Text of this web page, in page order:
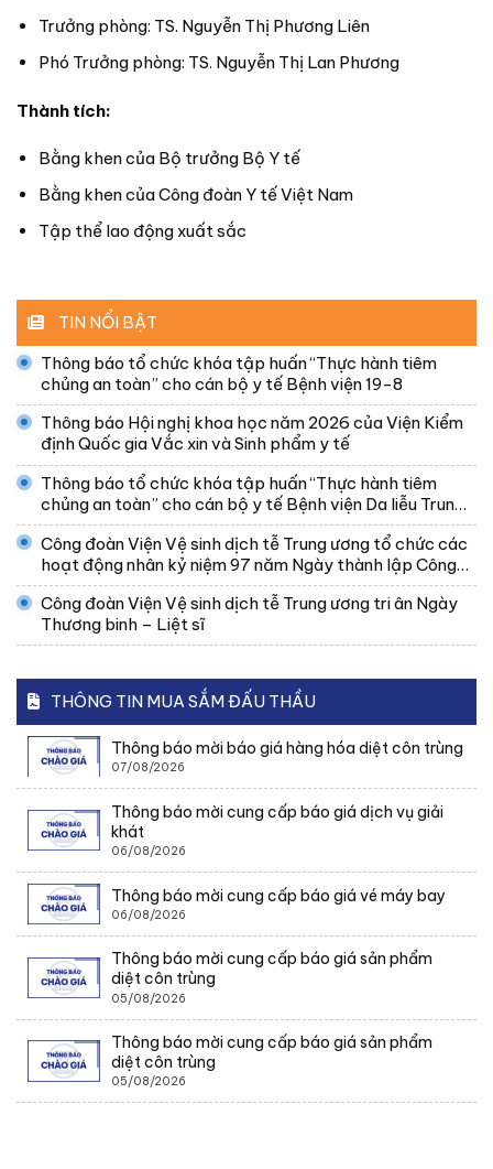
Trưởng phòng: TS. Nguyễn Thị Phương Liên
Phó Trưởng phòng: TS. Nguyễn Thị Lan Phương
Thành tích:
Bằng khen của Bộ trưởng Bộ Y tế
Bằng khen của Công đoàn Y tế Việt Nam
Tập thể lao động xuất sắc
TIN NỔI BẬT
Thông báo tổ chức khóa tập huấn “Thực hành tiêm
chủng an toàn” cho cán bộ y tế Bệnh viện 19-8
Thông báo Hội nghị khoa học năm 2026 của Viện Kiểm
định Quốc gia Vắc xin và Sinh phẩm y tế
Thông báo tổ chức khóa tập huấn “Thực hành tiêm
chủng an toàn” cho cán bộ y tế Bệnh viện Da liễu Trung
ương
Công đoàn Viện Vệ sinh dịch tễ Trung ương tổ chức các
hoạt động nhân kỷ niệm 97 năm Ngày thành lập Công
đoàn Việt Nam
Công đoàn Viện Vệ sinh dịch tễ Trung ương tri ân Ngày
Thương binh – Liệt sĩ
THÔNG TIN MUA SẮM ĐẤU THẦU
Thông báo mời báo giá hàng hóa diệt côn trùng
07/08/2026
Thông báo mời cung cấp báo giá dịch vụ giải
khát
06/08/2026
Thông báo mời cung cấp báo giá vé máy bay
06/08/2026
Thông báo mời cung cấp báo giá sản phẩm
diệt côn trùng
05/08/2026
Thông báo mời cung cấp báo giá sản phẩm
diệt côn trùng
05/08/2026